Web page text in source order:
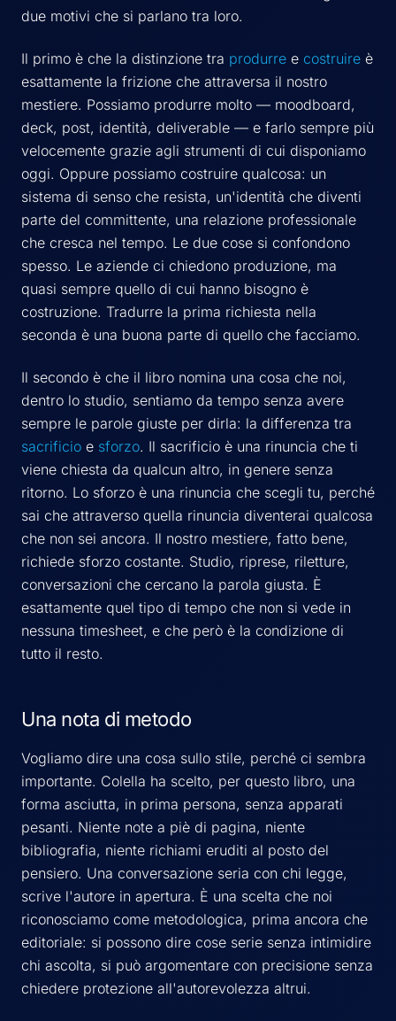
due motivi che si parlano tra loro.
Il primo è che la distinzione tra produrre e costruire è
esattamente la frizione che attraversa il nostro
mestiere. Possiamo produrre molto — moodboard,
deck, post, identità, deliverable — e farlo sempre più
velocemente grazie agli strumenti di cui disponiamo
oggi. Oppure possiamo costruire qualcosa: un
sistema di senso che resista, un'identità che diventi
parte del committente, una relazione professionale
che cresca nel tempo. Le due cose si confondono
spesso. Le aziende ci chiedono produzione, ma
quasi sempre quello di cui hanno bisogno è
costruzione. Tradurre la prima richiesta nella
seconda è una buona parte di quello che facciamo.
Il secondo è che il libro nomina una cosa che noi,
dentro lo studio, sentiamo da tempo senza avere
sempre le parole giuste per dirla: la differenza tra
sacrificio e sforzo. Il sacrificio è una rinuncia che ti
viene chiesta da qualcun altro, in genere senza
ritorno. Lo sforzo è una rinuncia che scegli tu, perché
sai che attraverso quella rinuncia diventerai qualcosa
che non sei ancora. Il nostro mestiere, fatto bene,
richiede sforzo costante. Studio, riprese, riletture,
conversazioni che cercano la parola giusta. È
esattamente quel tipo di tempo che non si vede in
nessuna timesheet, e che però è la condizione di
tutto il resto.
Una nota di metodo
Vogliamo dire una cosa sullo stile, perché ci sembra
importante. Colella ha scelto, per questo libro, una
forma asciutta, in prima persona, senza apparati
pesanti. Niente note a piè di pagina, niente
bibliografia, niente richiami eruditi al posto del
pensiero. Una conversazione seria con chi legge,
scrive l'autore in apertura. È una scelta che noi
riconosciamo come metodologica, prima ancora che
editoriale: si possono dire cose serie senza intimidire
chi ascolta, si può argomentare con precisione senza
chiedere protezione all'autorevolezza altrui.